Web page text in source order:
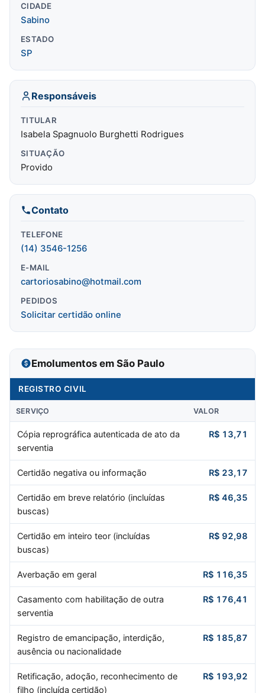
CIDADE
Sabino
ESTADO
SP
Responsáveis
TITULAR
Isabela Spagnuolo Burghetti Rodrigues
SITUAÇÃO
Provido
Contato
TELEFONE
(14) 3546-1256
E-MAIL
cartoriosabino@hotmail.com
PEDIDOS
Solicitar certidão online
Emolumentos em São Paulo
REGISTRO CIVIL
SERVIÇO VALOR
Cópia reprográfica autenticada de ato da
serventia
R$ 13,71
Certidão negativa ou informação R$ 23,17
Certidão em breve relatório (incluídas
buscas)
R$ 46,35
Certidão em inteiro teor (incluídas
buscas)
R$ 92,98
Averbação em geral R$ 116,35
Casamento com habilitação de outra
serventia
R$ 176,41
Registro de emancipação, interdição,
ausência ou nacionalidade
R$ 185,87
Retificação, adoção, reconhecimento de
filho (incluída certidão)
R$ 193,92